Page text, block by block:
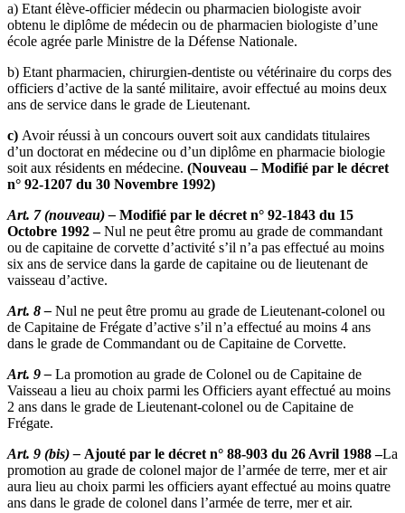
a) Etant élève-officier médecin ou pharmacien biologiste avoir
obtenu le diplôme de médecin ou de pharmacien biologiste d’une
école agrée parle Ministre de la Défense Nationale.
b) Etant pharmacien, chirurgien-dentiste ou vétérinaire du corps des
officiers d’active de la santé militaire, avoir effectué au moins deux
ans de service dans le grade de Lieutenant.
c) Avoir réussi à un concours ouvert soit aux candidats titulaires
d’un doctorat en médecine ou d’un diplôme en pharmacie biologie
soit aux résidents en médecine. (Nouveau – Modifié par le décret
n° 92-1207 du 30 Novembre 1992)
Art. 7 (nouveau) – Modifié par le décret n° 92-1843 du 15
Octobre 1992 –Nul ne peut être promu au grade de commandant
ou de capitaine de corvette d’activité s’il n’a pas effectué au moins
six ans de service dans la garde de capitaine ou de lieutenant de
vaisseau d’active.
Art. 8 – Nul ne peut être promu au grade de Lieutenant-colonel ou
de Capitaine de Frégate d’active s’il n’a effectué au moins 4 ans
dans le grade de Commandant ou de Capitaine de Corvette.
Art. 9 – La promotion au grade de Colonel ou de Capitaine de
Vaisseau a lieu au choix parmi les Officiers ayant effectué au moins
2 ans dans le grade de Lieutenant-colonel ou de Capitaine de
Frégate.
Art. 9 (bis) – Ajouté par le décret n° 88-903 du 26 Avril 1988 –La
promotion au grade de colonel major de l’armée de terre, mer et air
aura lieu au choix parmi les officiers ayant effectué au moins quatre
ans dans le grade de colonel dans l’armée de terre, mer et air.